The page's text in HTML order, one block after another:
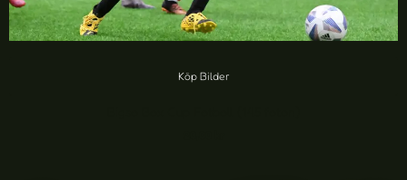
Köp Bilder